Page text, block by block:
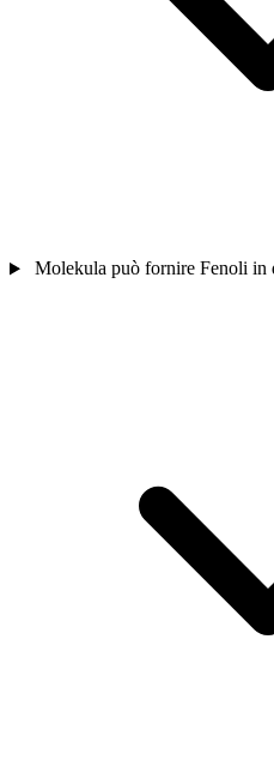
Molekula può fornire Fenoli in